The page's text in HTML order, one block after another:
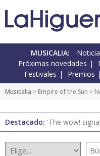
MUSICALIA:
Próximas novedades
Festivales
Premios
Musicalia > Empire of the Sun >
Destacado: 'The wow!